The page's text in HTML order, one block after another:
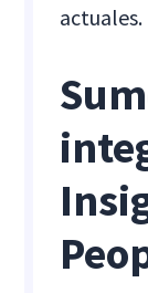
actuales.